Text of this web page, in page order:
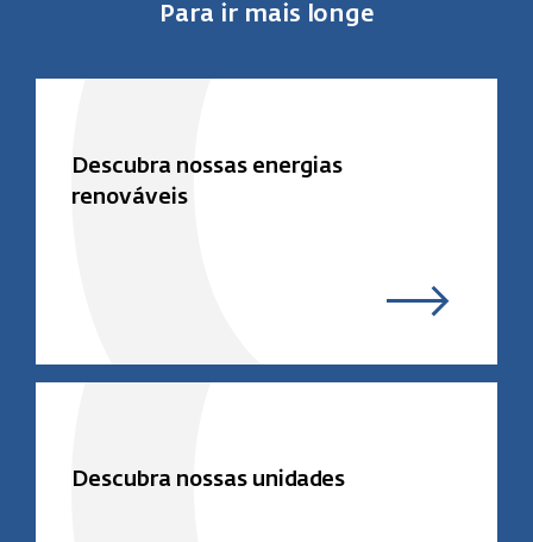
Para ir mais longe
Descubra nossas energias
renováveis
Descubra nossas unidades